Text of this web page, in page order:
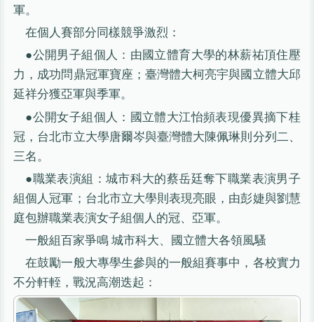
軍。
在個人賽部分同樣競爭激烈：
●公開男子組個人：由國立體育大學的林薪祐頂住壓
力，成功問鼎冠軍寶座；臺灣體大柯亮宇與國立體大邱
延祥分獲亞軍與季軍。
●公開女子組個人：國立體大江怡頻表現優異摘下桂
冠，台北市立大學唐爾岑與臺灣體大陳佩琳則分列二、
三名。
●職業表演組：城市科大的蔡岳廷奪下職業表演男子
組個人冠軍；台北市立大學則表現亮眼，由彭婕與劉慧
庭包辦職業表演女子組個人的冠、亞軍。
一般組百家爭鳴 城市科大、國立體大各領風騷
在鼓勵一般大專學生參與的一般組賽事中，各校實力
不分軒輊，戰況高潮迭起：